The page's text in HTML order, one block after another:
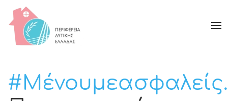
#Μένουμεασφαλείς.